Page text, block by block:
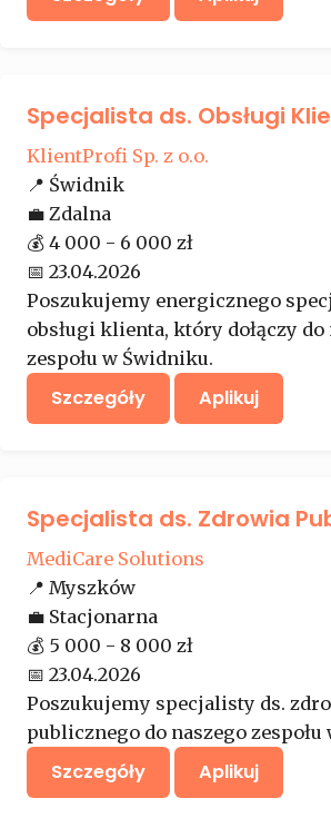
Specjalista ds. Obsługi
KlientProfi Sp. z o.o.
📍 Świdnik
💼 Zdalna
💰 4 000 - 6 000 zł
📅 23.04.2026
Poszukujemy energicznego
obsługi klienta, który dołączy do
zespołu w Świdniku.
Szczegóły Aplikuj
Specjalista ds. Zdrowia
MediCare Solutions
📍 Myszków
💼 Stacjonarna
💰 5 000 - 8 000 zł
📅 23.04.2026
Poszukujemy specjalisty ds.
publicznego do naszego zespołu
Szczegóły Aplikuj